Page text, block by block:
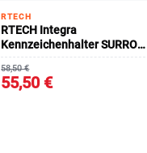
RTECH
RTECH Integra
Kennzeichenhalter SURRON
Ultra Bee/ Talaria Sting
58,50 €
55,50 €